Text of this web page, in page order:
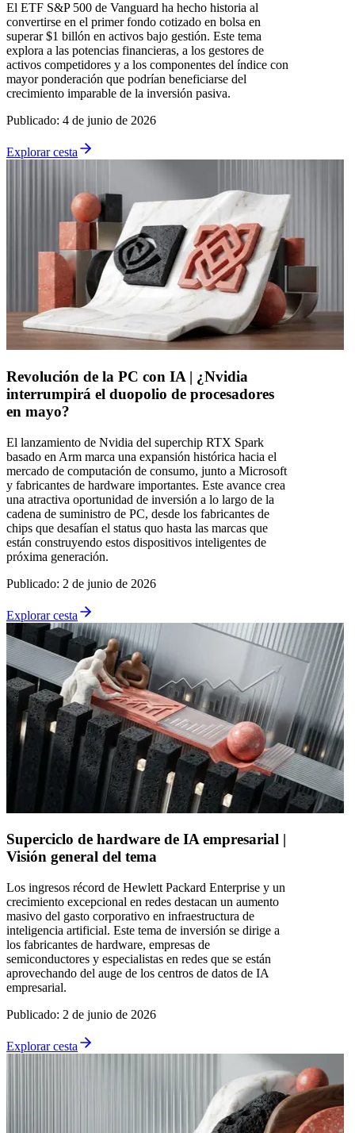
El ETF S&P 500 de Vanguard ha hecho historia al
convertirse en el primer fondo cotizado en bolsa en
superar $1 billón en activos bajo gestión. Este tema
explora a las potencias financieras, a los gestores de
activos competidores y a los componentes del índice con
mayor ponderación que podrían beneficiarse del
crecimiento imparable de la inversión pasiva.
Publicado: 4 de junio de 2026
Explorar cesta
Revolución de la PC con IA | ¿Nvidia
interrumpirá el duopolio de procesadores
en mayo?
El lanzamiento de Nvidia del superchip RTX Spark
basado en Arm marca una expansión histórica hacia el
mercado de computación de consumo, junto a Microsoft
y fabricantes de hardware importantes. Este avance crea
una atractiva oportunidad de inversión a lo largo de la
cadena de suministro de PC, desde los fabricantes de
chips que desafían el status quo hasta las marcas que
están construyendo estos dispositivos inteligentes de
próxima generación.
Publicado: 2 de junio de 2026
Explorar cesta
Superciclo de hardware de IA empresarial |
Visión general del tema
Los ingresos récord de Hewlett Packard Enterprise y un
crecimiento excepcional en redes destacan un aumento
masivo del gasto corporativo en infraestructura de
inteligencia artificial. Este tema de inversión se dirige a
los fabricantes de hardware, empresas de
semiconductores y especialistas en redes que se están
aprovechando del auge de los centros de datos de IA
empresarial.
Publicado: 2 de junio de 2026
Explorar cesta